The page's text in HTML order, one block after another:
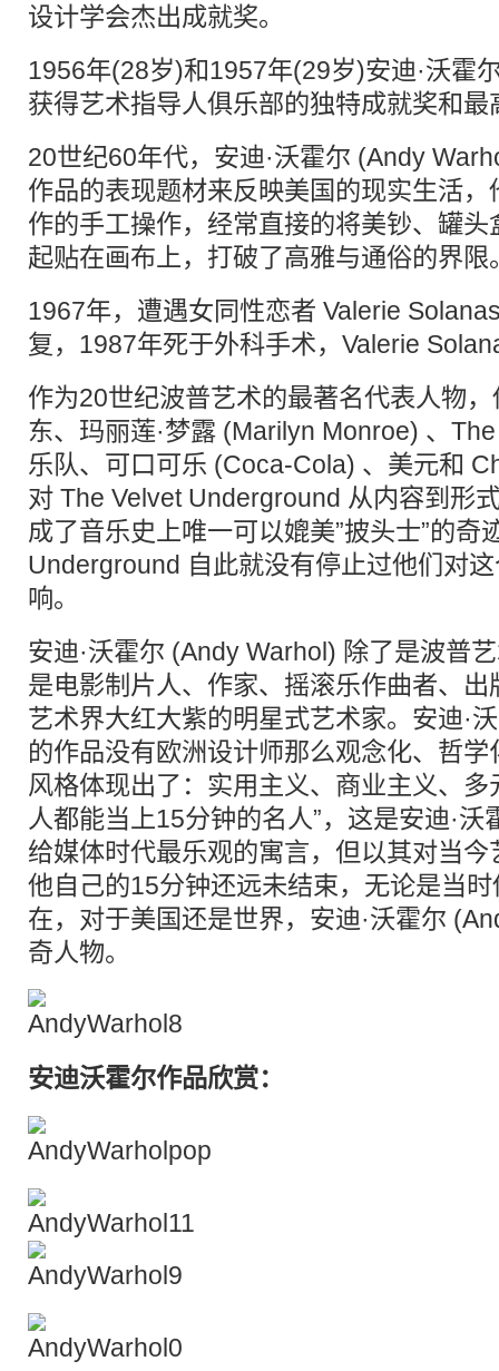
设计学会杰出成就奖。
1956年(28岁)和1957年(29岁)安迪·沃霍
获得艺术指导人俱乐部的独特成就奖和最
20世纪60年代，安迪·沃霍尔 (Andy
作品的表现题材来反映美国的现实生活
作的手工操作，经常直接的将美钞、罐
起贴在画布上，打破了高雅与通俗的界限
1967年，遭遇女同性恋者 Valerie
复，1987年死于外科手术，Valerie
作为20世纪波普艺术的最著名代表人物，
东、玛丽莲·梦露 (Marilyn Monroe) 、
乐队、可口可乐 (Coca-Cola) 、美元和
对 The Velvet Underground 从内容到形
成了音乐史上唯一可以媲美”披头士”的奇
Underground 自此就没有停止过他们对
响。
安迪·沃霍尔 (Andy Warhol) 除了是波普
是电影制片人、作家、摇滚乐作曲者、
艺术界大红大紫的明星式艺术家。安迪·
的作品没有欧洲设计师那么观念化、哲
风格体现出了：实用主义、商业主义、多
人都能当上15分钟的名人”，这是安迪·
给媒体时代最乐观的寓言，但以其对当
他自己的15分钟还远未结束，无论是当
在，对于美国还是世界，安迪·沃霍尔
奇人物。
安迪沃霍尔作品欣赏：